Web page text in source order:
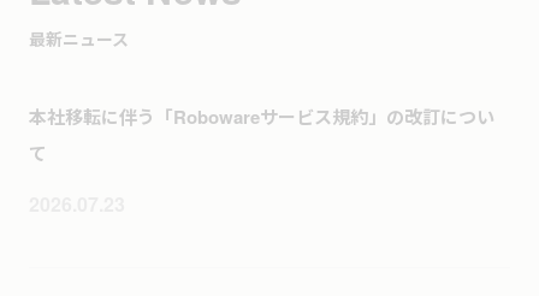
最新ニュース
本社移転に伴う「Robowareサービス規約」の改訂につい
て